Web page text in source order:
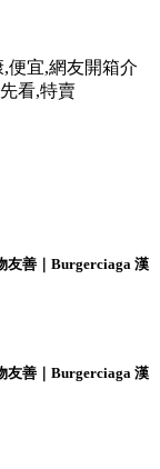
便宜,網友開箱介
看,特賣
友善｜Burgerciaga 漢
友善｜Burgerciaga 漢